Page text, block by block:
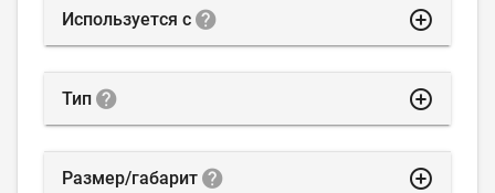
highlight_off
Используется с
highlight_off
Тип
highlight_off
Размер/габарит